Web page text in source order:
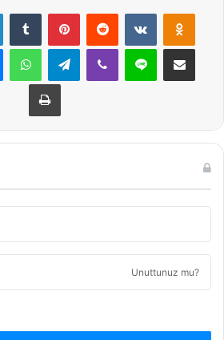
LinkedInTumblr PinterestReddit VKontakte
MessengerWhatsAppTelegramViber Line E-Posta ile
Yazdır
Unuttunuz mu?